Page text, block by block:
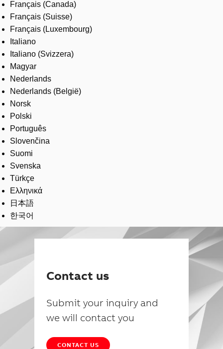
Français (Canada)
Français (Suisse)
Français (Luxembourg)
Italiano
Italiano (Svizzera)
Magyar
Nederlands
Nederlands (België)
Norsk
Polski
Português
Slovenčina
Suomi
Svenska
Türkçe
Ελληνικά
日本語
한국어
Contact us
Submit your inquiry and
we will contact you
CONTACT US